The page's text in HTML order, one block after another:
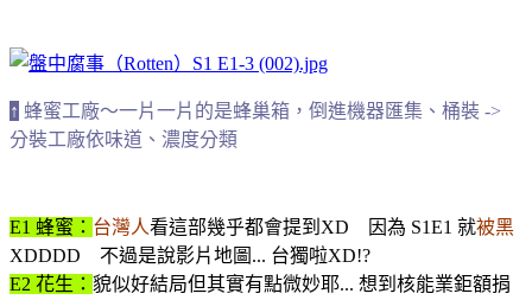
↑ 蜂蜜工廠～一片一片的是蜂巢箱，倒進機器匯集、桶裝 ->
分裝工廠依味道、濃度分類
E1 蜂蜜： 台灣人看這部幾乎都會提到XD 因為 S1E1 就被黑
XDDDD 不過是說影片地圖... 台獨啦XD!?
E2 花生： 貌似好結局但其實有點微妙耶... 想到核能業鉅額捐